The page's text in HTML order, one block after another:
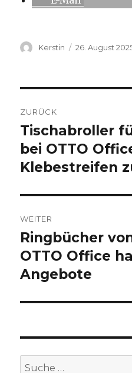
Autor
Kerstin
Veröffentlicht
26. August
ZURÜCK
Vorheriger
Beitrag:
Tischabroller
bei OTTO
Klebestreifen
WEITER
Nächster
Beitrag:
Ringbücher
OTTO Office
Angebote
Suche